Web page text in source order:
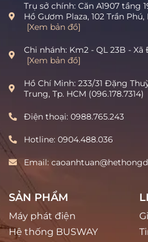
Trụ sở chính: Căn A1907 tầng
Hồ Gươm Plaza, 102 Trần
[Xem bản đồ]
Chi nhánh: Km2 - QL 23B -
[Xem bản đồ]
Hồ Chí Minh: 233/31 Đặng
Trung, Tp. HCM (096.178.7314)
Điện thoại: 0988.765.243
Hotline: 0904.488.036
Email:
SẢN PHẨM
Máy phát điện
Hệ thống BUSWAY